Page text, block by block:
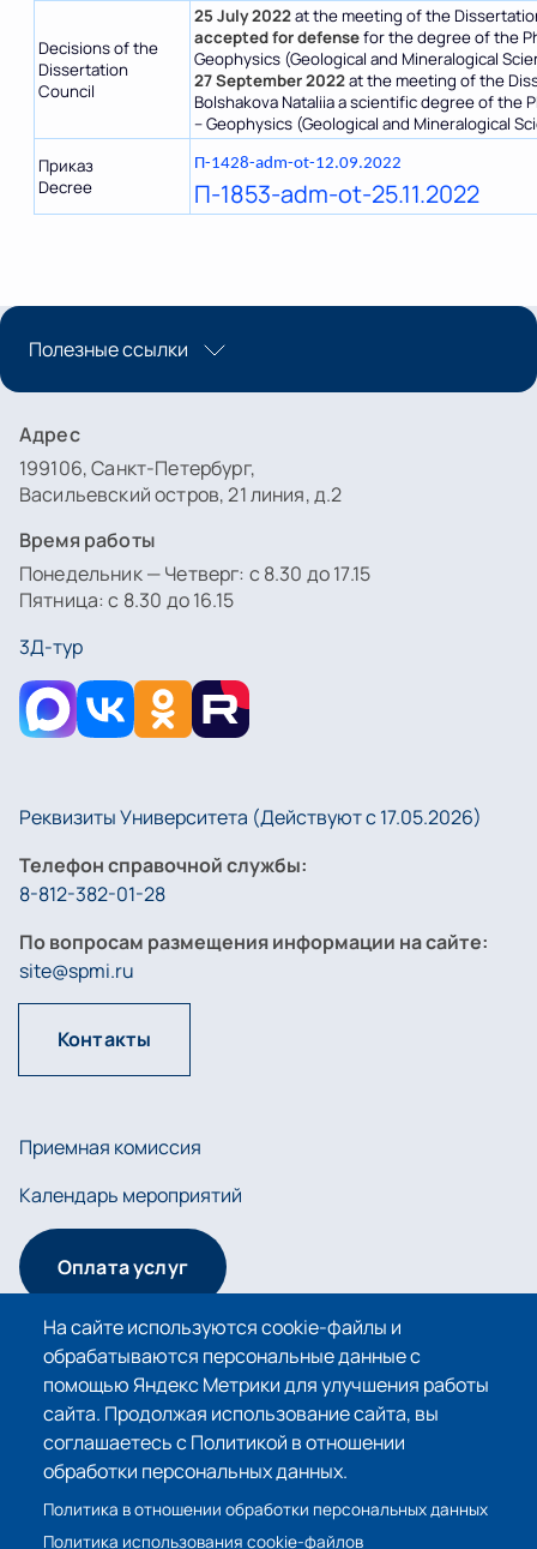
Decisions of the
Dissertation
Council
25 July 2022at the meeting of the
accepted for defensefor the degree of the
Geophysics (Geological and Mineralogical
27 September 2022at the meeting of the
Bolshakova Nataliia a scientific degree of the
– Geophysics (Geological and Mineralogical
Приказ
Decree
П-1428-adm-ot-12.09.2022
П-1853-adm-ot-25.11.2022
На сайте используются cookie-файлы и
обрабатываются персональные данные с
помощью Яндекс Метрики для улучшения работы
сайта. Продолжая использование сайта, вы
соглашаетесь с Политикой в отношении
обработки персональных данных.
Политика в отношении обработки персональных данных
Политика использования cookie-файлов
Полезные ссылки
Адрес
199106, Санкт-Петербург,
Васильевский остров, 21 линия, д.2
Время работы
Понедельник — Четверг: с 8.30 до 17.15
Пятница: с 8.30 до 16.15
3Д-тур
Реквизиты Университета (Действуют с 17.05.2026)
Телефон справочной службы:
8-812-382-01-28
По вопросам размещения информации на сайте:
site@spmi.ru
Контакты
Приемная комиссия
Календарь мероприятий
Оплата услуг
Сведения об образовательной организации
Политика в отношении обработки персональных
данных
Политика использования cookie-файлов